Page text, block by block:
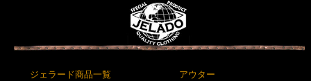
ジェラード商品一覧 アウター